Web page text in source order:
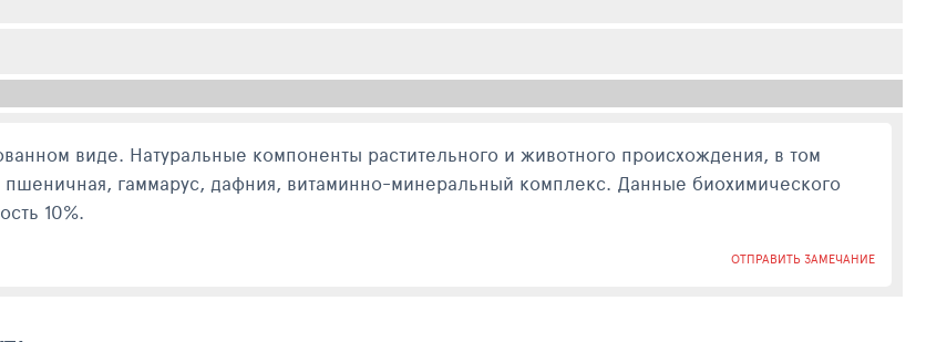
виде. Натуральные компоненты растительного и животного происхождения, в том
пшеничная, гаммарус, дафния, витаминно-минеральный комплекс. Данные биохимического
10%.
ОТПРАВИТЬ ЗАМЕЧАНИЕ